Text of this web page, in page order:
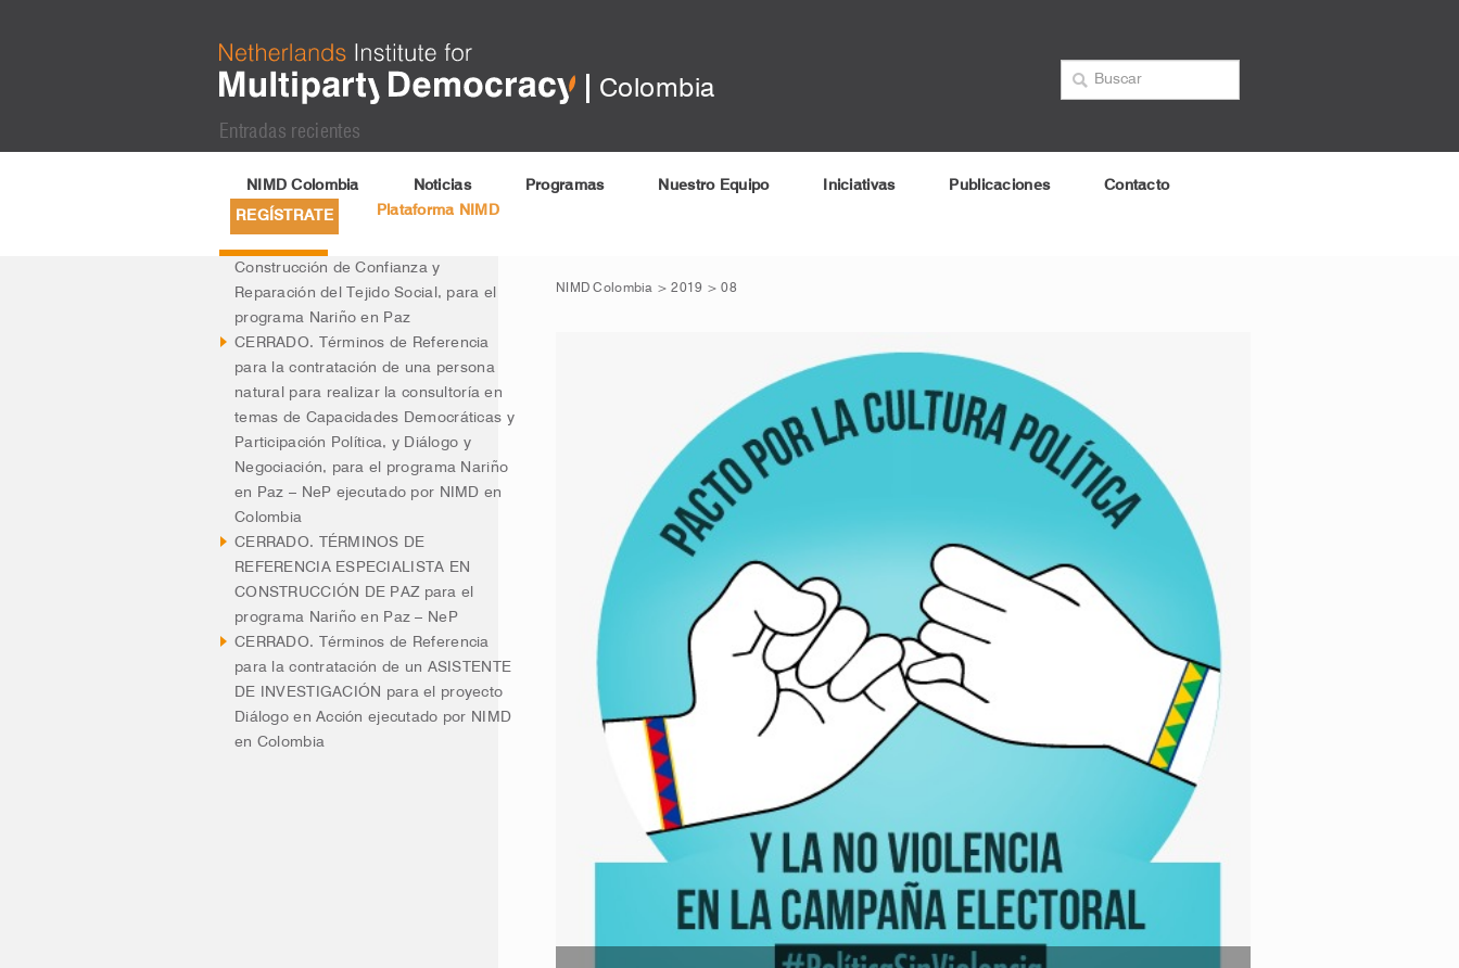
Colombia
NIMD Colombia Noticias Programas Nuestro Equipo Iniciativas Publicaciones
Contacto
REGÍSTRATE
Plataforma NIMD
Entradas recientes
Términos de Referencia para la
contratación de una persona natural
Construcción de Confianza y
Reparación del Tejido Social, para el
programa Nariño en Paz
CERRADO. Términos de Referencia
para la contratación de una persona
natural para realizar la consultoría en
temas de Capacidades Democráticas y
Participación Política, y Diálogo y
Negociación, para el programa Nariño
en Paz – NeP ejecutado por NIMD en
Colombia
CERRADO. TÉRMINOS DE
REFERENCIA ESPECIALISTA EN
CONSTRUCCIÓN DE PAZ para el
programa Nariño en Paz – NeP
CERRADO. Términos de Referencia
para la contratación de un ASISTENTE
DE INVESTIGACIÓN para el proyecto
Diálogo en Acción ejecutado por NIMD
en Colombia
NIMD Colombia >2019 >08